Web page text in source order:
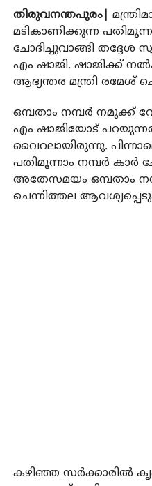
തിരുവനന്തപുരം|
മടികാണിക്കുന്ന
ചോദിച്ചുവാങ്ങി തദ്ദേശ
എം ഷാജി. ഷാജിക്ക്
ആഭ്യന്തര മന്ത്രി രമേശ്
ഒമ്പതാം നമ്പര്‍ നമുക്ക്
എം ഷാജിയോട്‌
വൈറലായിരുന്നു.
പതിമൂന്നാം നമ്പര്‍ കാര്‍
അതേസമയം ഒമ്പതാം
ചെന്നിത്തല
കഴിഞ്ഞ സര്‍ക്കാരില്‍